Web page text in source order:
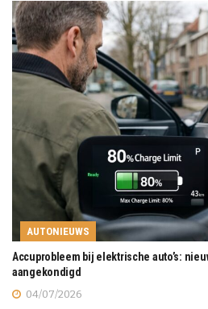
AUTONIEUWS
Accuprobleem bij elektrische auto’s:
aangekondigd
04/07/2026